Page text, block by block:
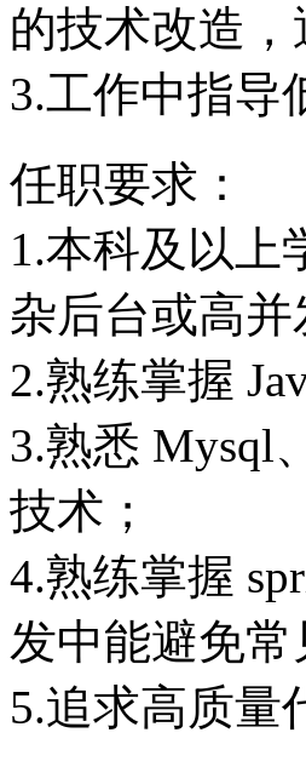
的技术改造
3.工作中指导
任职要求：
1.本科及以上
杂后台或高
2.熟练掌握
3.熟悉 Mysql
技术；
4.熟练掌握
发中能避免常
5.追求高质量